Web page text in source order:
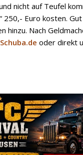
nicht auf Teufel
250,- Euro kosten.
hinzu. Nach
oder direkt